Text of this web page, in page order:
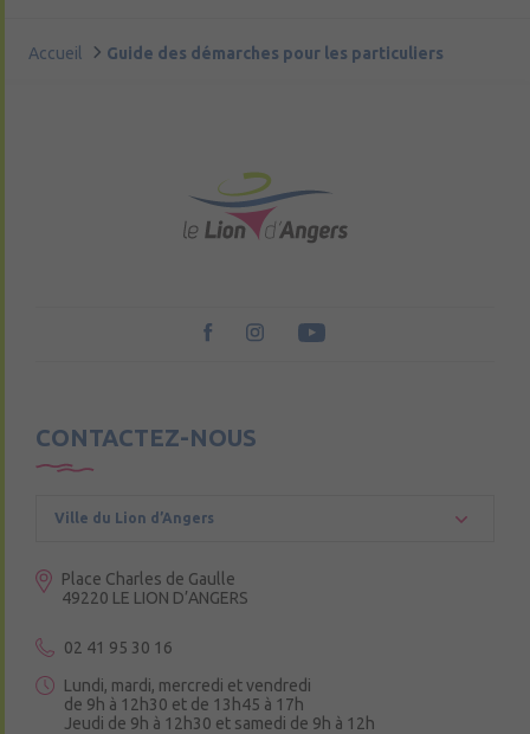
Accueil Guide des démarches pour les particuliers
CONTACTEZ-NOUS
Ville du Lion d’Angers
Place Charles de Gaulle
49220 LE LION D’ANGERS
02 41 95 30 16
Lundi, mardi, mercredi et vendredi
de 9h à 12h30 et de 13h45 à 17h
Jeudi de 9h à 12h30 et samedi de 9h à 12h